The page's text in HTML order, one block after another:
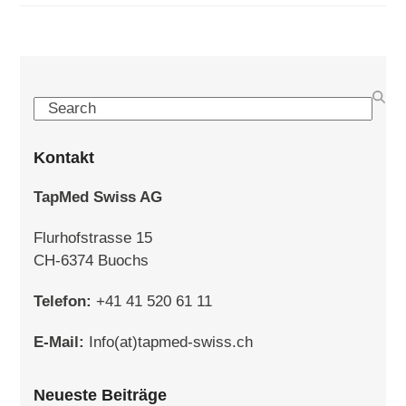
Search
Kontakt
TapMed Swiss AG
Flurhofstrasse 15
CH-6374 Buochs
Telefon: +41 41 520 61 11
E-Mail: Info(at)tapmed-swiss.ch
Neueste Beiträge